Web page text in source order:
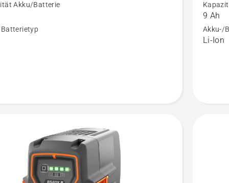
Akku/Batterie
Akku
B330X
9 Ah
Akku-/
Li-Ion